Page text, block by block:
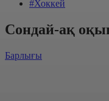
#Хоккей
Сондай-ақ
Барлығы